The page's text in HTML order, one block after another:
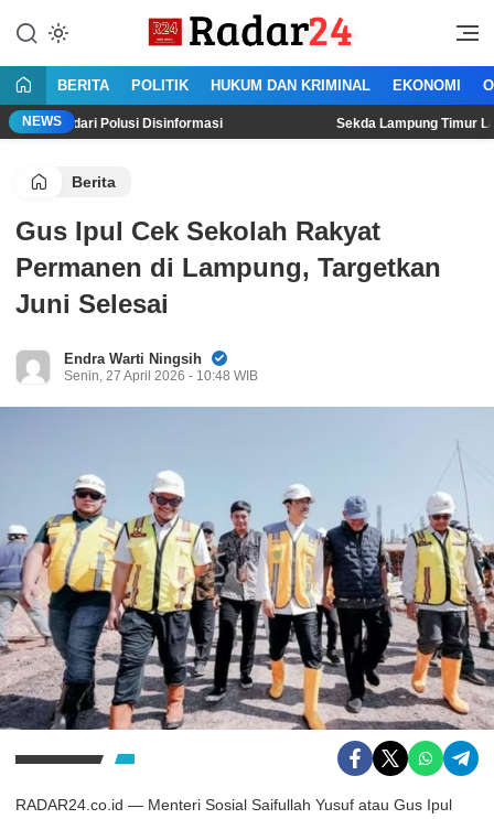
konten
Radar24.co.id
Jujur Lantang Bersuara
BERITA POLITIK HUKUM DAN KRIMINAL EKONOMI
NEWS
Polusi Disinformasi ‎Sekda Lampung Timur Lantik 24
Berita
Gus Ipul Cek Sekolah Rakyat
Permanen di Lampung, Targetkan
Juni Selesai
Endra Warti Ningsih
Senin, 27 April 2026 - 10:48 WIB
RADAR24.co.id — Menteri Sosial Saifullah Yusuf atau Gus Ipul